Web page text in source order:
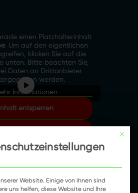
einen Platzhalterinhalt
. Um auf den eigentlichen
klicken Sie auf die
unten. Bitte beachten Sie,
Daten an Drittanbieter
werden.
Informationen
Inhalt entsperren
Inhalte entsperren
Mit
Website. Einige von ihnen sind
uns helfen, diese Website und Ihre